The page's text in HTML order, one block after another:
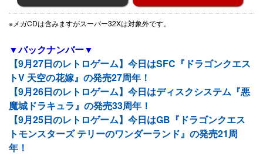
※メガCDは含みますがスーパー32Xは対象外です。
▼バックナンバー▼
【9月27日のレトロゲーム】今日はSFC『ドラゴンクエス
トV 天空の花嫁』の発売27周年！
【9月26日のレトロゲーム】今日はディスクシステム『悪
魔城ドラキュラ』の発売33周年！
【9月25日のレトロゲーム】今日はGB『ドラゴンクエス
トモンスターズ テリーのワンダーランド』の発売21周
年！